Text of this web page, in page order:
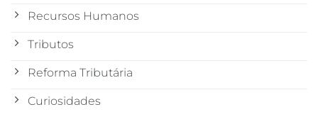
Recursos Humanos
Tributos
Reforma Tributária
Curiosidades